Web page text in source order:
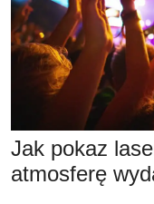
Jak pokaz
atmosferę